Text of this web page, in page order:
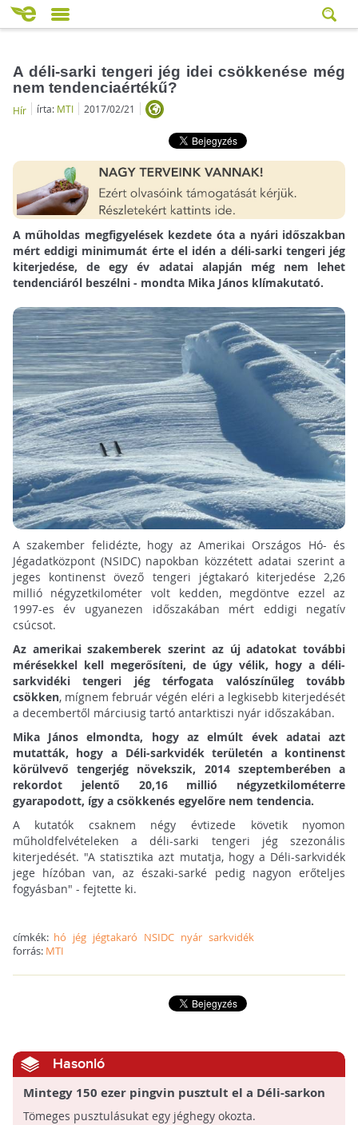
A déli-sarki tengeri jég idei csökkenése még
nem tendenciaértékű?
Hír írta: MTI 2017/02/21
A műholdas megfigyelések kezdete óta a nyári időszakban
mért eddigi minimumát érte el idén a déli-sarki tengeri jég
kiterjedése, de egy év adatai alapján még nem lehet
tendenciáról beszélni - mondta Mika János klímakutató.
A szakember felidézte, hogy az Amerikai Országos Hó- és
Jégadatközpont (NSIDC) napokban közzétett adatai szerint a
jeges kontinenst övező tengeri jégtakaró kiterjedése 2,26
millió négyzetkilométer volt kedden, megdöntve ezzel az
1997-es év ugyanezen időszakában mért eddigi negatív
csúcsot.
Az amerikai szakemberek szerint az új adatokat további
mérésekkel kell megerősíteni, de úgy vélik, hogy a déli-
sarkvidéki tengeri jég térfogata valószínűleg tovább
csökken, mígnem február végén eléri a legkisebb kiterjedését
a decembertől márciusig tartó antarktiszi nyár időszakában.
Mika János elmondta, hogy az elmúlt évek adatai azt
mutatták, hogy a Déli-sarkvidék területén a kontinenst
körülvevő tengerjég növekszik, 2014 szeptemberében a
rekordot jelentő 20,16 millió négyzetkilométerre
gyarapodott, így a csökkenés egyelőre nem tendencia.
A kutatók csaknem négy évtizede követik nyomon
műholdfelvételeken a déli-sarki tengeri jég szezonális
kiterjedését. "A statisztika azt mutatja, hogy a Déli-sarkvidék
jege hízóban van, az északi-sarké pedig nagyon erőteljes
fogyásban" - fejtette ki.
címkék: hó jég jégtakaró NSIDC nyár sarkvidék
forrás: MTI
Hasonló
Mintegy 150 ezer pingvin pusztult el a Déli-sarkon
Tömeges pusztulásukat egy jéghegy okozta.